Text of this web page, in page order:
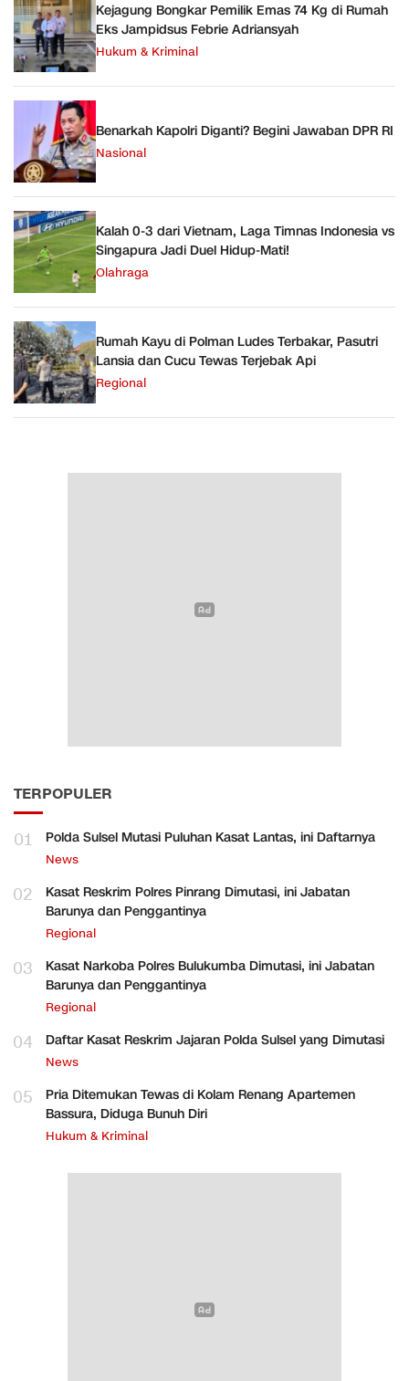
Kejagung Bongkar Pemilik Emas 74 Kg di Rumah
Eks Jampidsus Febrie Adriansyah
Hukum & Kriminal
Benarkah Kapolri Diganti? Begini Jawaban DPR RI
Nasional
Kalah 0-3 dari Vietnam, Laga Timnas Indonesia vs
Singapura Jadi Duel Hidup-Mati!
Olahraga
Rumah Kayu di Polman Ludes Terbakar, Pasutri
Lansia dan Cucu Tewas Terjebak Api
Regional
TERPOPULER
01 Polda Sulsel Mutasi Puluhan Kasat Lantas, ini Daftarnya
News
02
Kasat Reskrim Polres Pinrang Dimutasi, ini Jabatan
Barunya dan Penggantinya
Regional
03
Kasat Narkoba Polres Bulukumba Dimutasi, ini Jabatan
Barunya dan Penggantinya
Regional
04 Daftar Kasat Reskrim Jajaran Polda Sulsel yang Dimutasi
News
05
Pria Ditemukan Tewas di Kolam Renang Apartemen
Bassura, Diduga Bunuh Diri
Hukum & Kriminal